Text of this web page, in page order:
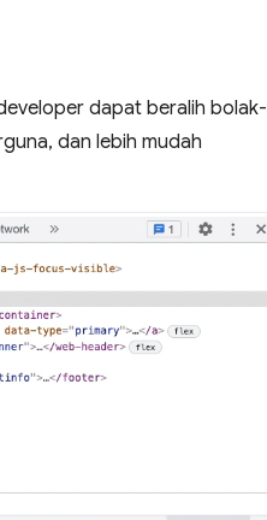
dapat beralih bolak-
dan lebih mudah